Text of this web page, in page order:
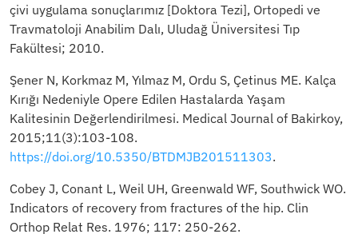
çivi uygulama sonuçlarımız [Doktora Tezi], Ortopedi ve
Travmatoloji Anabilim Dalı, Uludağ Üniversitesi Tıp
Fakültesi; 2010.
Şener N, Korkmaz M, Yılmaz M, Ordu S, Çetinus ME. Kalça
Kırığı Nedeniyle Opere Edilen Hastalarda Yaşam
Kalitesinin Değerlendirilmesi. Medical Journal of Bakirkoy,
2015;11(3):103-108.
https://doi.org/10.5350/BTDMJB201511303.
Cobey J, Conant L, Weil UH, Greenwald WF, Southwick WO.
Indicators of recovery from fractures of the hip. Clin
Orthop Relat Res. 1976; 117: 250-262.